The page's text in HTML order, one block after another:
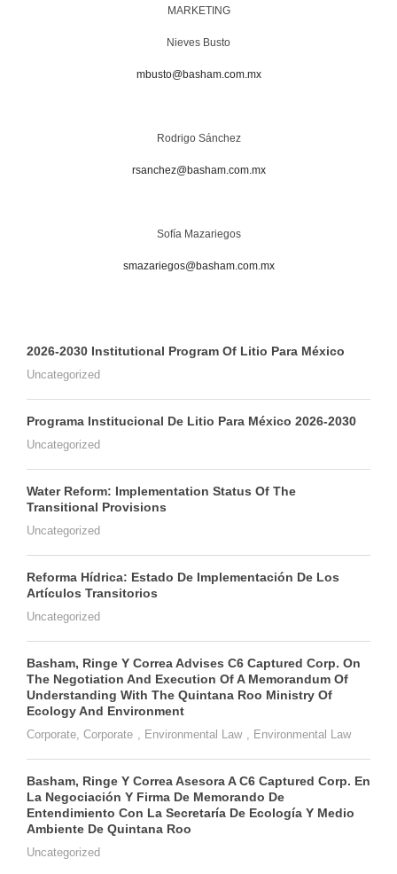
MARKETING
Nieves Busto
mbusto@basham.com.mx
Rodrigo Sánchez
rsanchez@basham.com.mx
Sofía Mazariegos
smazariegos@basham.com.mx
2026-2030 Institutional Program Of Litio Para México
Uncategorized
Programa Institucional De Litio Para México 2026-2030
Uncategorized
Water Reform: Implementation Status Of The
Transitional Provisions
Uncategorized
Reforma Hídrica: Estado De Implementación De Los
Artículos Transitorios
Uncategorized
Basham, Ringe Y Correa Advises C6 Captured Corp. On
The Negotiation And Execution Of A Memorandum Of
Understanding With The Quintana Roo Ministry Of
Ecology And Environment
Corporate Corporate Environmental Law Environmental Law
Basham, Ringe Y Correa Asesora A C6 Captured Corp. En
La Negociación Y Firma De Memorando De
Entendimiento Con La Secretaría De Ecología Y Medio
Ambiente De Quintana Roo
Uncategorized